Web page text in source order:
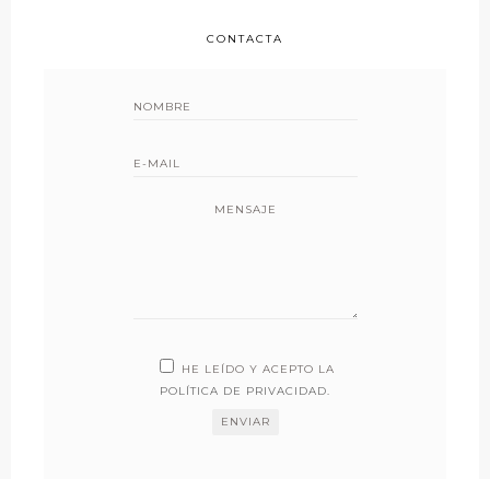
CONTACTA
MENSAJE
HE LEÍDO Y ACEPTO LA
POLÍTICA DE PRIVACIDAD.